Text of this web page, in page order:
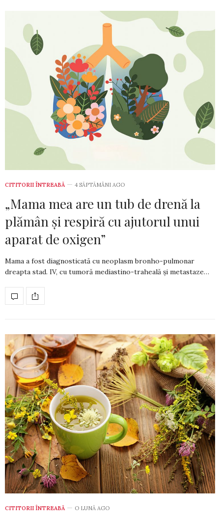
CITITORII ÎNTREABĂ 4 SĂPTĂMÂNI AGO
„Mama mea are un tub de drenă la
plămân și respiră cu ajutorul unui
aparat de oxigen”
Mama a fost diagnosticată cu neoplasm bronho-pulmonar
dreapta stad. IV, cu tu­mo­ră mediastino-traheală și metastaze…
CITITORII ÎNTREABĂ O LUNĂ AGO